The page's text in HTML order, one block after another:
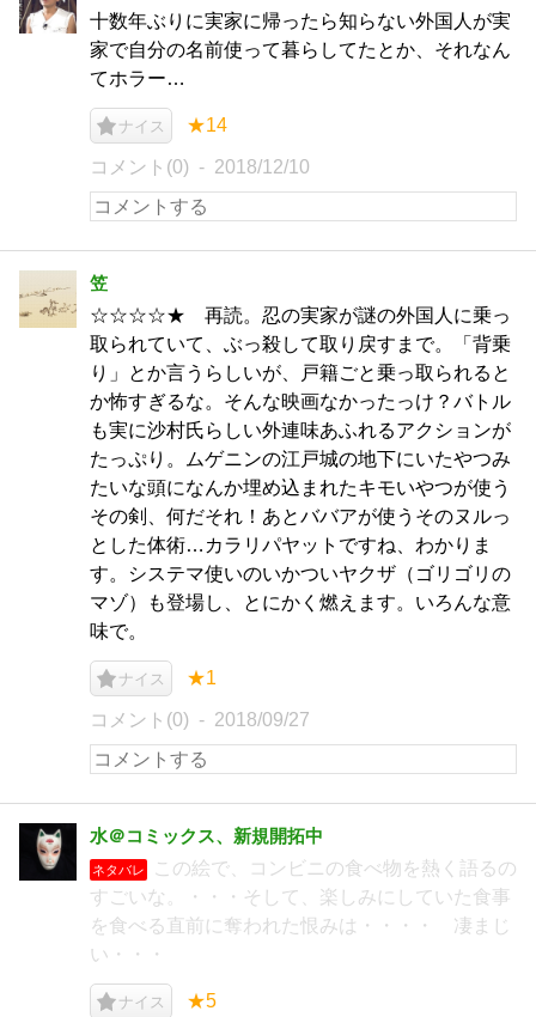
十数年ぶりに実家に帰ったら知らない外国人が実
家で自分の名前使って暮らしてたとか、それなん
てホラー…
ナイス ★14
コメント(0) 2018/12/10
笠
☆☆☆☆★ 再読。忍の実家が謎の外国人に乗っ
取られていて、ぶっ殺して取り戻すまで。「背乗
り」とか言うらしいが、戸籍ごと乗っ取られると
か怖すぎるな。そんな映画なかったっけ？バトル
も実に沙村氏らしい外連味あふれるアクションが
たっぷり。ムゲニンの江戸城の地下にいたやつみ
たいな頭になんか埋め込まれたキモいやつが使う
その剣、何だそれ！あとババアが使うそのヌルっ
とした体術…カラリパヤットですね、わかりま
す。システマ使いのいかついヤクザ（ゴリゴリの
マゾ）も登場し、とにかく燃えます。いろんな意
味で。
ナイス ★1
コメント(0) 2018/09/27
水＠コミックス、新規開拓中
ネタバレ
この絵で、コンビニの食べ物を熱く語るの
すごいな。・・・そして、楽しみにしていた食事
を食べる直前に奪われた恨みは・・・・ 凄まじ
い・・・
ナイス ★5